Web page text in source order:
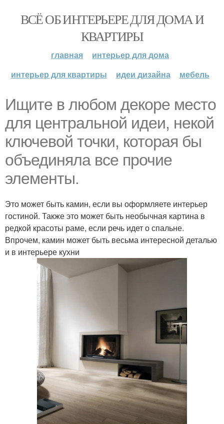
ВСЁ ОБ ИНТЕРЬЕРЕ ДЛЯ ДОМА И
КВАРТИРЫ
главная
интерьер для дома
интерьер для квартиры
идеи дизайна мебель
Ищите в любом декоре место
для центральной идеи, некой
ключевой точки, которая бы
объединяла все прочие
элементы.
Это может быть камин, если вы оформляете интерьер
гостиной. Также это может быть необычная картина в
редкой красоты раме, если речь идет о спальне.
Впрочем, камин может быть весьма интересной деталью
и в интерьере кухни